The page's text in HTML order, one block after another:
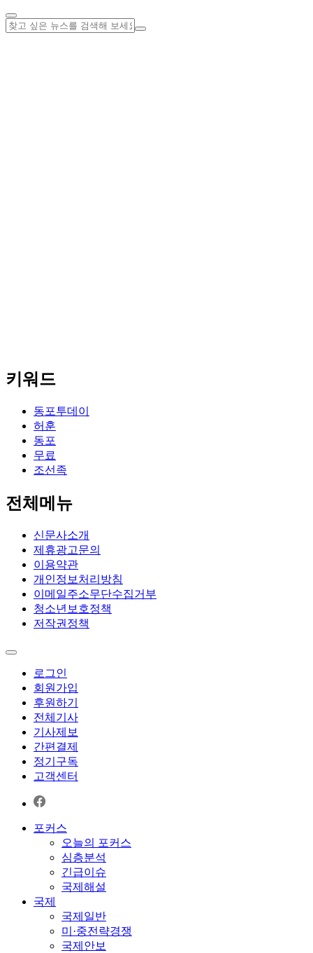
키워드
동포투데이
허훈
동포
무료
조선족
전체메뉴
신문사소개
제휴광고문의
이용약관
개인정보처리방침
이메일주소무단수집거부
청소년보호정책
저작권정책
로그인
회원가입
후원하기
전체기사
기사제보
간편결제
정기구독
고객센터
포커스
오늘의 포커스
심층분석
긴급이슈
국제해설
국제
국제일반
미·중전략경쟁
국제안보